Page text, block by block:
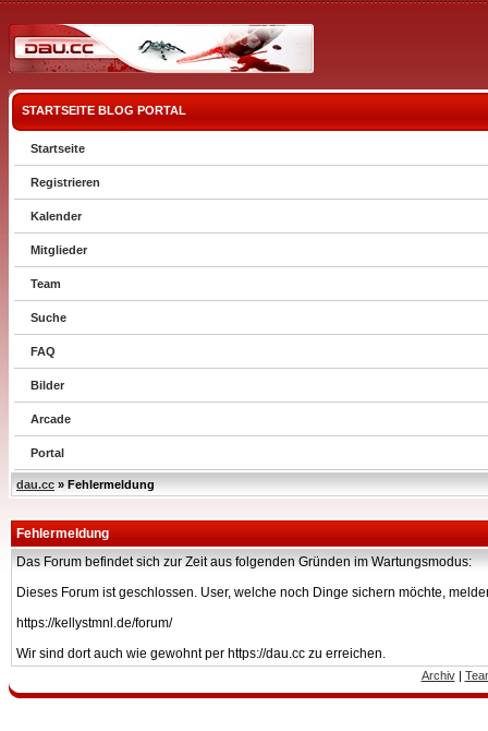
STARTSEITE BLOG PORTAL
Startseite
Registrieren
Kalender
Mitglieder
Team
Suche
FAQ
Bilder
Arcade
Portal
dau.cc » Fehlermeldung
Fehlermeldung
Das Forum befindet sich zur Zeit aus folgenden Gründen im Wartungsmodus:
Dieses Forum ist geschlossen. User, welche noch Dinge sichern möchte,
https://kellystmnl.de/forum/
Wir sind dort auch wie gewohnt per https://dau.cc zu erreichen.
Archiv|